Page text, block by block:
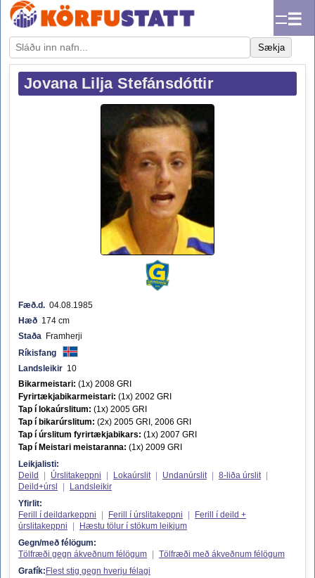
☰
Sækja
Jovana Lilja Stefánsdóttir
Fæð.d. 04.08.1985
Hæð 174 cm
Staða Framherji
Ríkisfang
Landsleikir 10
Bikarmeistari: (1x) 2008 GRI
Fyrirtækjabikarmeistari: (1x) 2002 GRI
Tap í lokaúrslitum: (1x) 2005 GRI
Tap í bikarúrslitum: (2x) 2005 GRI, 2006 GRI
Tap í úrslitum fyrirtækjabikars: (1x) 2007 GRI
Tap í Meistari meistaranna: (1x) 2009 GRI
Leikjalisti:
Deild
Úrslitakeppni Lokaúrslit Undanúrslit 8-liða úrslit
Deild+úrsl
Landsleikir
Yfirlit:
Ferill í deildarkeppni
Ferill í úrslitakeppni
Ferill í deild +
úrslitakeppni
Hæstu tölur í stökum leikjum
Gegn/með félögum:
Tölfræði gegn ákveðnum félögum
Tölfræði með ákveðnum félögum
Grafík: Flest stig gegn hverju félagi